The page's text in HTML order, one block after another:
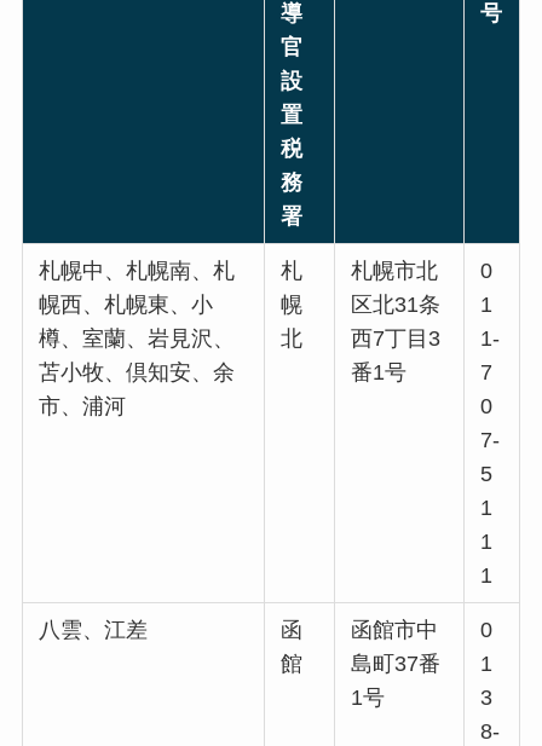
導
官
設
置
税
務
署
号
札幌中、札幌南、札
幌西、札幌東、小
樽、室蘭、岩見沢、
苫小牧、倶知安、余
市、浦河
札
幌
北
札幌市北
区北31条
西7丁目3
番1号
0
1
1-
7
0
7-
5
1
1
1
八雲、江差
函
館
函館市中
島町37番
1号
0
1
3
8-